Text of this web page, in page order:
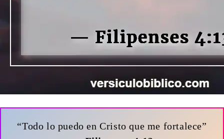
“Todo lo puedo en Cristo que me fortalece”